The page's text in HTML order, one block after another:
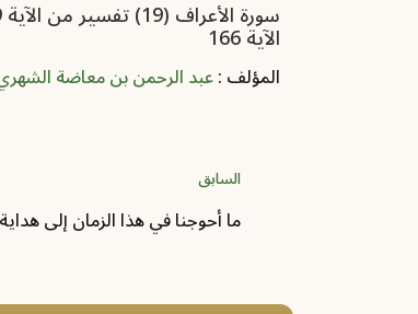
الآية 166
المؤلف :عبد الرحمن بن معاضة
السابق
ما أحوجنا في هذا الزمان إلى